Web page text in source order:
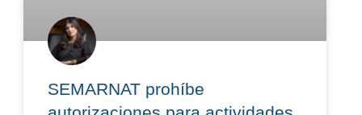
SEMARNAT prohíbe